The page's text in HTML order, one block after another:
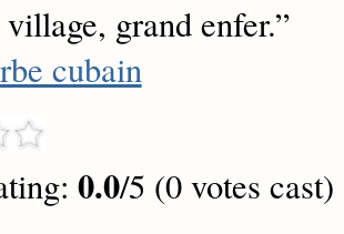
grand enfer.”
cubain
0.0/5 (0 votes cast)